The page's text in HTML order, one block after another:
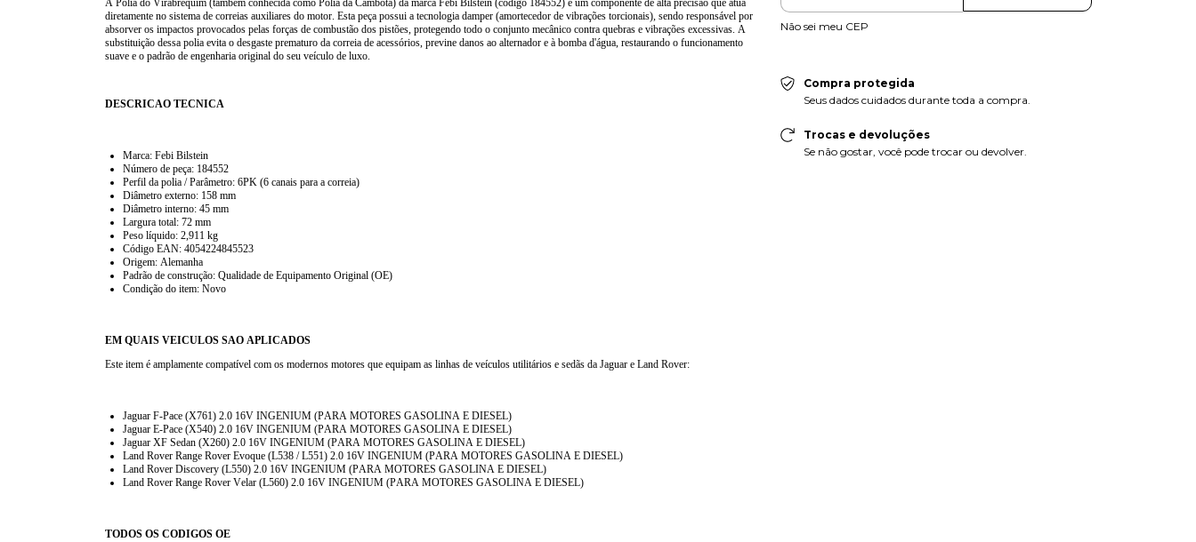
A Polia do Virabrequim (também conhecida como Polia da Cambota) da marca Febi Bilstein (código 184552) é um componente de alta precisão que atua
diretamente no sistema de correias auxiliares do motor. Esta peça possui a tecnologia damper (amortecedor de vibrações torcionais), sendo responsável por
absorver os impactos provocados pelas forças de combustão dos pistões, protegendo todo o conjunto mecânico contra quebras e vibrações excessivas. A
substituição dessa polia evita o desgaste prematuro da correia de acessórios, previne danos ao alternador e à bomba d'água, restaurando o funcionamento
suave e o padrão de engenharia original do seu veículo de luxo.
DESCRICAO TECNICA
Marca: Febi Bilstein
Número de peça: 184552
Perfil da polia / Parâmetro: 6PK (6 canais para a correia)
Diâmetro externo: 158 mm
Diâmetro interno: 45 mm
Largura total: 72 mm
Peso líquido: 2,911 kg
Código EAN: 4054224845523
Origem: Alemanha
Padrão de construção: Qualidade de Equipamento Original (OE)
Condição do item: Novo
EM QUAIS VEICULOS SAO APLICADOS
Este item é amplamente compatível com os modernos motores que equipam as linhas de veículos utilitários e sedãs da Jaguar e Land Rover:
Jaguar F-Pace (X761) 2.0 16V INGENIUM (PARA MOTORES GASOLINA E DIESEL)
Jaguar E-Pace (X540) 2.0 16V INGENIUM (PARA MOTORES GASOLINA E DIESEL)
Jaguar XF Sedan (X260) 2.0 16V INGENIUM (PARA MOTORES GASOLINA E DIESEL)
Land Rover Range Rover Evoque (L538 / L551) 2.0 16V INGENIUM (PARA MOTORES GASOLINA E DIESEL)
Land Rover Discovery (L550) 2.0 16V INGENIUM (PARA MOTORES GASOLINA E DIESEL)
Land Rover Range Rover Velar (L560) 2.0 16V INGENIUM (PARA MOTORES GASOLINA E DIESEL)
TODOS OS CODIGOS OE
Não sei meu CEP
Compra protegida
Seus dados cuidados durante toda a compra.
Trocas e devoluções
Se não gostar, você pode trocar ou devolver.